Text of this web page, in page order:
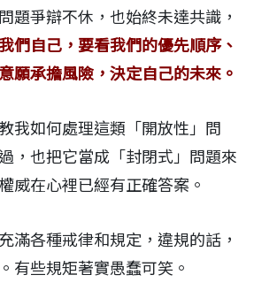
題爭辯不休，也始終未達共識，
們自己，要看我們的優先順序、
願承擔風險，決定自己的未來。
我如何處理這類「開放性」問
，也把它當成「封閉式」問題來
威在心裡已經有正確答案。
滿各種戒律和規定，違規的話，
有些規矩著實愚蠢可笑。